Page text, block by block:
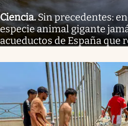
Ciencia.Sin precedentes:
especie animal gigante
acueductos de España que